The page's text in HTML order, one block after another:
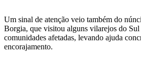
Um sinal de atenção veio também do
Borgia, que visitou alguns vilarejos do
comunidades afetadas, levando ajuda
encorajamento.